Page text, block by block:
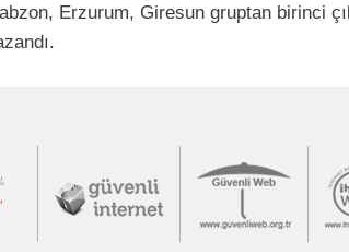
Erzurum, Giresun gruptan birinci